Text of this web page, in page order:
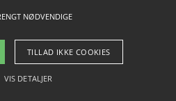
Blog Betingelser
NØDVENDIGE
TILLAD IKKE COOKIES
VIS DETALJER